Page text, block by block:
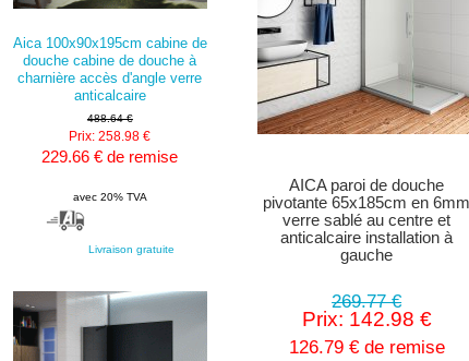
Aica 100x90x195cm cabine de
douche cabine de douche à
charnière accès d'angle verre
anticalcaire
488.64 €
Prix: 258.98 €
229.66 € de remise
avec 20% TVA
Livraison gratuite
AICA paroi de douche
pivotante 65x185cm en 6mm
verre sablé au centre et
anticalcaire installation à
gauche
269.77 €
Prix: 142.98 €
126.79 € de remise